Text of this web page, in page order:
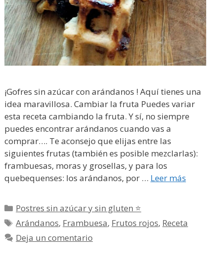
¡Gofres sin azúcar con arándanos ! Aquí tienes una
idea maravillosa. Cambiar la fruta Puedes variar
esta receta cambiando la fruta. Y sí, no siempre
puedes encontrar arándanos cuando vas a
comprar…. Te aconsejo que elijas entre las
siguientes frutas (también es posible mezclarlas):
frambuesas, moras y grosellas, y para los
quebequenses: los arándanos, por … Leer más
Categorías
Postres sin azúcar y sin gluten ⭐
Etiquetas
Arándanos, Frambuesa, Frutos rojos, Receta
Deja un comentario